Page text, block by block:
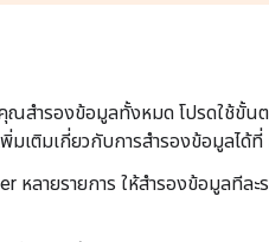
ณสำรองข้อมูลทั้งหมด โปรดใช้ขั้น
มเติมเกี่ยวกับการสำรองข้อมูลได้ที่
ลายรายการ ให้สำรองข้อมูลทีละ